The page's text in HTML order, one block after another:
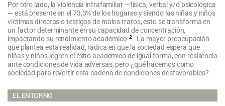
Por otro lado, la violencia intrafamiliar —física, verbal y/o psicológica
— está presente en el 73,3% de los hogares y siendo las niñas y niños
víctimas directas o testigos de malos tratos, esto se transforma en
un factor determinante en su capacidad de concentración,
impactando su rendimiento académico 2 . La mayor preocupación
que plantea esta realidad, radica en que la sociedad espera que
niñas y niños logren el éxito académico de igual forma, con resiliencia
ante condiciones de vida adversas, pero ¿qué hacemos como
sociedad para revertir esta cadena de condiciones desfavorables?
EL ENTORNO